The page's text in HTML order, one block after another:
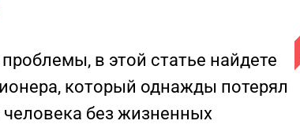
в этой статье найдете
который однажды потерял
человека без жизненных